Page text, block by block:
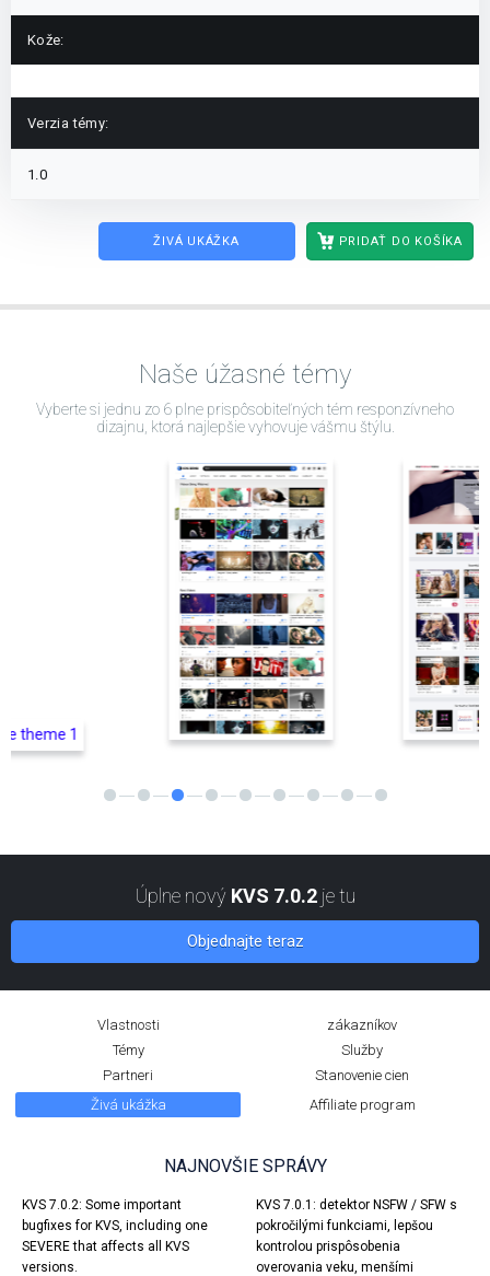
Kože:
Verzia témy:
1.0
ŽIVÁ UKÁŽKA PRIDAŤ DO KOŠÍKA
Naše úžasné témy
Vyberte si jednu zo 6 plne prispôsobiteľných tém responzívneho
dizajnu, ktorá najlepšie vyhovuje vášmu štýlu.
Úplne nový KVS 7.0.2je tu
Objednajte teraz
Vlastnosti
zákazníkov
Témy
Služby
Partneri
Stanovenie cien
Živá ukážka
Affiliate program
NAJNOVŠIE SPRÁVY
KVS 7.0.2: Some important
bugfixes for KVS, including one
SEVERE that affects all KVS
versions.
KVS 7.0.1: detektor NSFW / SFW s
pokročilými funkciami, lepšou
kontrolou prispôsobenia
overovania veku, menšími